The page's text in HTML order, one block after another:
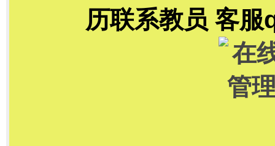
历联系教员 客服